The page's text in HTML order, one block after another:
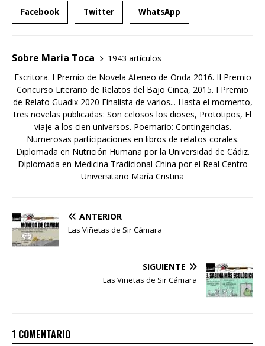
Facebook Twitter WhatsApp
Sobre Maria Toca
1943 artículos
Escritora. I Premio de Novela Ateneo de Onda 2016. II Premio
Concurso Literario de Relatos del Bajo Cinca, 2015. I Premio
de Relato Guadix 2020 Finalista de varios... Hasta el momento,
tres novelas publicadas: Son celosos los dioses, Prototipos, El
viaje a los cien universos. Poemario: Contingencias.
Numerosas participaciones en libros de relatos corales.
Diplomada en Nutrición Humana por la Universidad de Cádiz.
Diplomada en Medicina Tradicional China por el Real Centro
Universitario María Cristina
ANTERIOR
Las Viñetas de Sir Cámara
SIGUIENTE
Las Viñetas de Sir Cámara
1 COMENTARIO